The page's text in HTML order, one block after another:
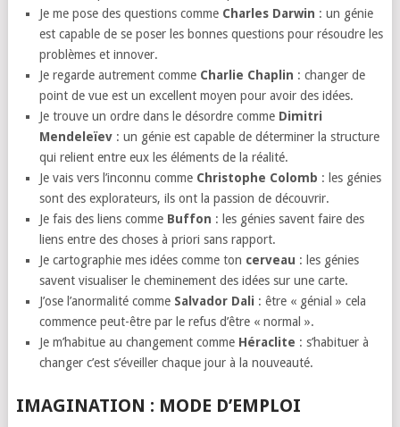
Je me pose des questions comme Charles Darwin : un génie
est capable de se poser les bonnes questions pour résoudre les
problèmes et innover.
Je regarde autrement comme Charlie Chaplin : changer de
point de vue est un excellent moyen pour avoir des idées.
Je trouve un ordre dans le désordre comme Dimitri
Mendeleïev : un génie est capable de déterminer la structure
qui relient entre eux les éléments de la réalité.
Je vais vers l’inconnu comme Christophe Colomb : les génies
sont des explorateurs, ils ont la passion de découvrir.
Je fais des liens comme Buffon : les génies savent faire des
liens entre des choses à priori sans rapport.
Je cartographie mes idées comme ton cerveau : les génies
savent visualiser le cheminement des idées sur une carte.
J’ose l’anormalité comme Salvador Dali : être « génial » cela
commence peut-être par le refus d’être « normal ».
Je m’habitue au changement comme Héraclite : s’habituer à
changer c’est s’éveiller chaque jour à la nouveauté.
IMAGINATION : MODE D’EMPLOI